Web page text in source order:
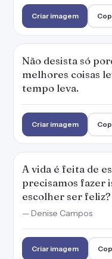
Criar imagem
Não desista só
melhores coisas
tempo leva.
Criar imagem
A vida é feita de
precisamos fazer
escolher ser feliz?
— Denise Campos
Criar imagem